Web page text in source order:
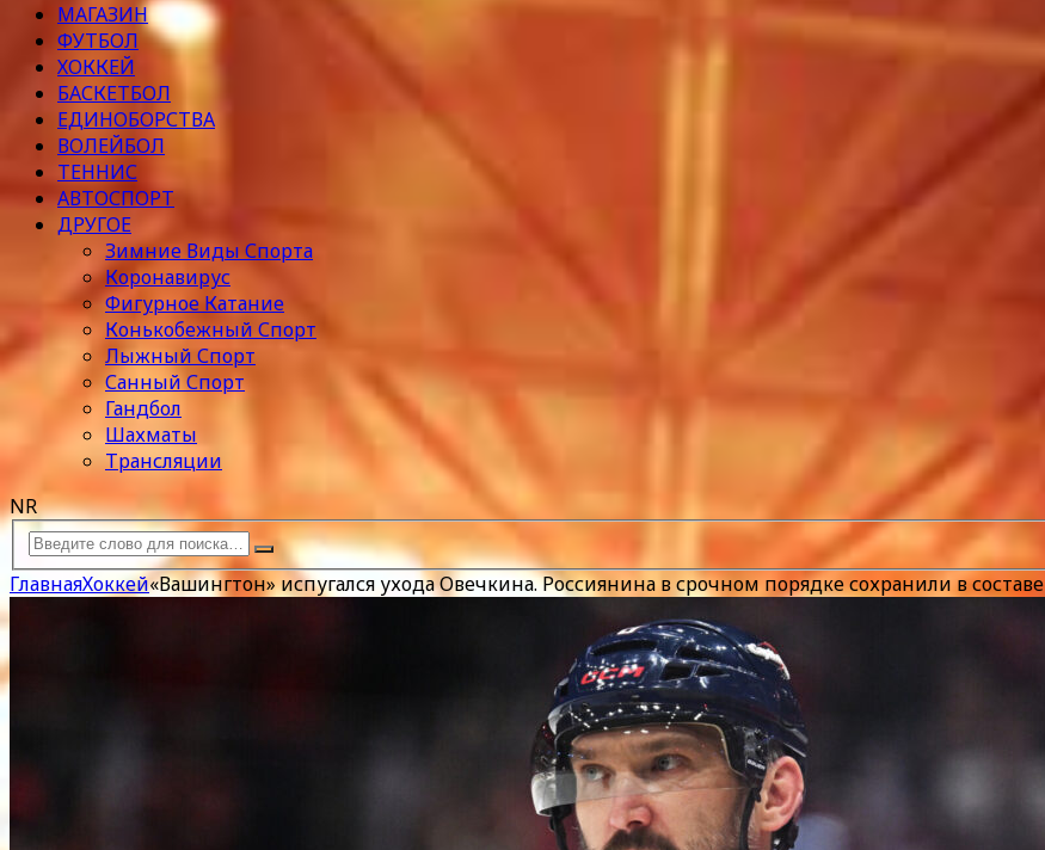
МАГАЗИН
ФУТБОЛ
ХОККЕЙ
БАСКЕТБОЛ
ЕДИНОБОРСТВА
ВОЛЕЙБОЛ
ТЕННИС
АВТОСПОРТ
ДРУГОЕ
Зимние Виды Спорта
Коронавирус
Фигурное Катание
Конькобежный Спорт
Лыжный Спорт
Санный Спорт
Гандбол
Шахматы
Трансляции
NR
ГлавнаяХоккей«Вашингтон» испугался ухода Овечкина. Россиянина в срочном порядке сохранили в составе